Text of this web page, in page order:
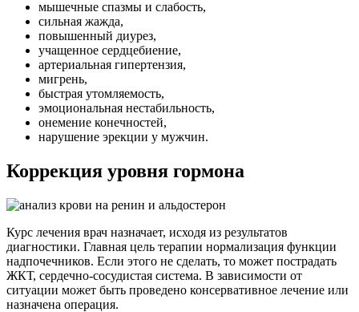
мышечные спазмы и слабость,
сильная жажда,
повышенный диурез,
учащенное сердцебиение,
артериальная гипертензия,
мигрень,
быстрая утомляемость,
эмоциональная нестабильность,
онемение конечностей,
нарушение эрекции у мужчин.
Коррекция уровня гормона
Курс лечения врач назначает, исходя из результатов
диагностики. Главная цель терапии нормализация функции
надпочечников. Если этого не сделать, то может пострадать
ЖКТ, сердечно-сосудистая система. В зависимости от
ситуации может быть проведено консервативное лечение или
назначена операция.